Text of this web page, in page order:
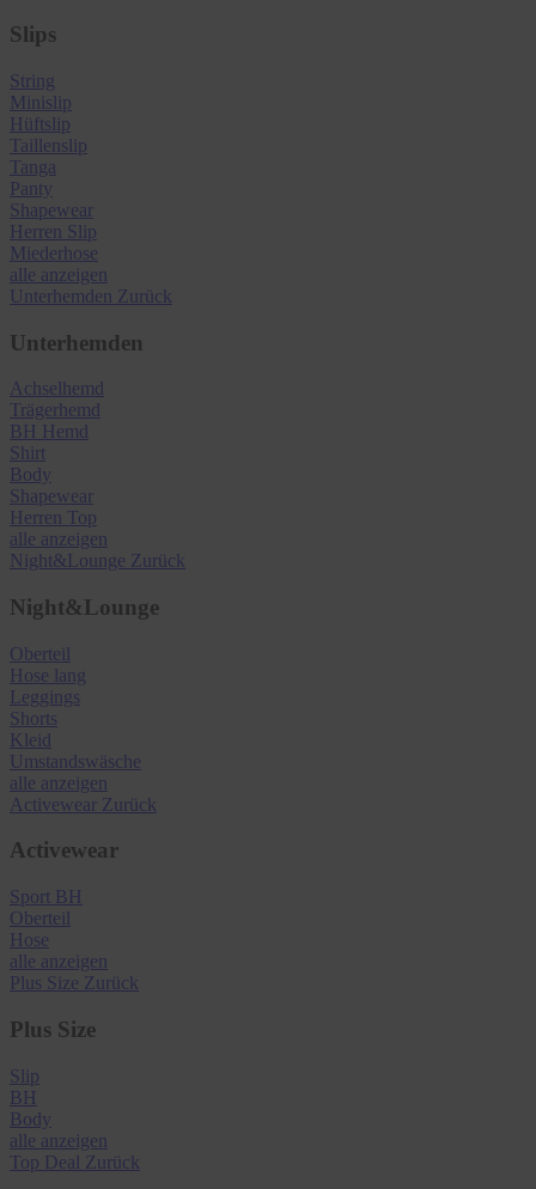
Slips
String
Minislip
Hüftslip
Taillenslip
Tanga
Panty
Shapewear
Herren Slip
Miederhose
alle anzeigen
Unterhemden Zurück
Unterhemden
Achselhemd
Trägerhemd
BH Hemd
Shirt
Body
Shapewear
Herren Top
alle anzeigen
Night&Lounge Zurück
Night&Lounge
Oberteil
Hose lang
Leggings
Shorts
Kleid
Umstandswäsche
alle anzeigen
Activewear Zurück
Activewear
Sport BH
Oberteil
Hose
alle anzeigen
Plus Size Zurück
Plus Size
Slip
BH
Body
alle anzeigen
Top Deal Zurück